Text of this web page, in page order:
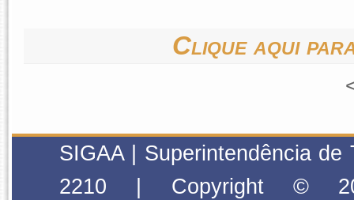
Clique aqui
SIGAA | Superintendência
2210 | Copyright ©